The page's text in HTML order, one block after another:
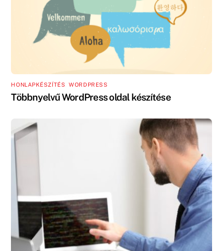
HONLAPKÉSZÍTÉS ,WORDPRESS
Többnyelvű WordPress oldal készítése